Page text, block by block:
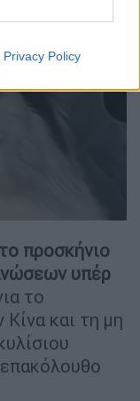
Privacy Policy
προσκήνιο
υπέρ
το
και τη μη